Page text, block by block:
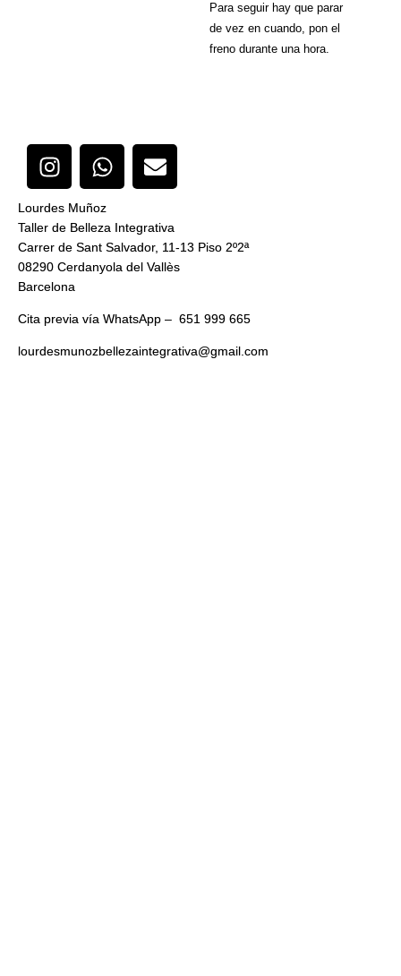
Para seguir hay que parar
de vez en cuando, pon el
freno durante una hora.
I
n
s
t
a
g
r
a
W
h
a
t
s
a
p
E
n
e
l
o
e
Lourdes Muñoz
Taller de Belleza Integrativa
Carrer de Sant Salvador, 11-13 Piso 2º2ª
08290 Cerdanyola del Vallès
Barcelona
Cita previa vía WhatsApp – 651 999 665
lourdesmunozbellezaintegrativa@gmail.com